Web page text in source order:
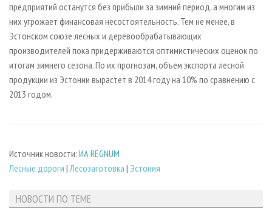
предприятий останутся без прибыли за зимний период, а многим из
них угрожает финансовая несостоятельность. Тем не менее, в
Эстонском союзе лесных и деревообрабатывающих
производителей пока придерживаются оптимистических оценок по
итогам зимнего сезона. По их прогнозам, объем экспорта лесной
продукции из Эстонии вырастет в 2014 году на 10% по сравнению с
2013 годом.
Источник новости: ИА REGNUM
Лесные дороги |Лесозаготовка | Эстония
НОВОСТИ ПО ТЕМЕ